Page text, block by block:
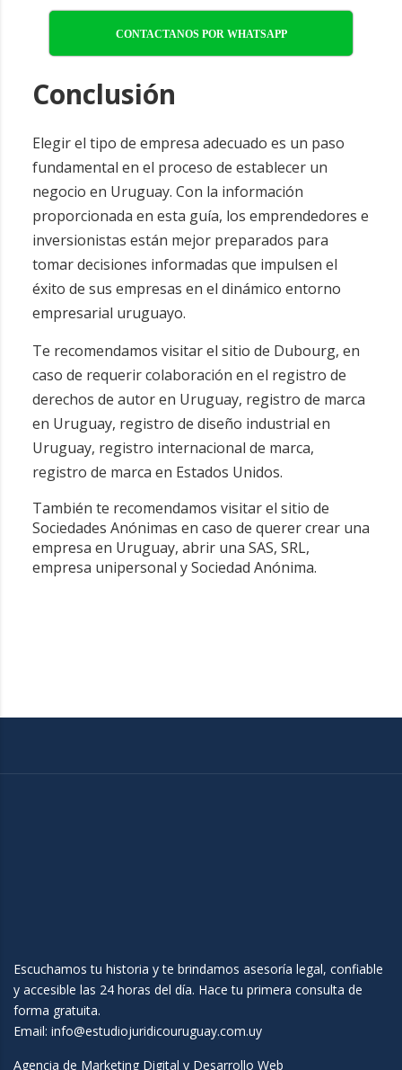
CONTACTANOS POR WHATSAPP
Conclusión
Elegir el tipo de empresa adecuado es un paso
fundamental en el proceso de establecer un
negocio en Uruguay. Con la información
proporcionada en esta guía, los emprendedores e
inversionistas están mejor preparados para
tomar decisiones informadas que impulsen el
éxito de sus empresas en el dinámico entorno
empresarial uruguayo.
Te recomendamos visitar el sitio de Dubourg, en
caso de requerir colaboración en el registro de
derechos de autor en Uruguay, registro de marca
en Uruguay, registro de diseño industrial en
Uruguay, registro internacional de marca,
registro de marca en Estados Unidos.
También te recomendamos visitar el sitio de
Sociedades Anónimas en caso de querercrear una
empresa en Uruguay, abrir una SAS, SRL,
empresa unipersonal ySociedad Anónima.
Escuchamos tu historia y te brindamos asesoría legal, confiable
y accesible las 24 horas del día. Hace tu primera consulta de
forma gratuita.
Email: info@estudiojuridicouruguay.com.uy
Agencia de Marketing Digital y Desarrollo Web